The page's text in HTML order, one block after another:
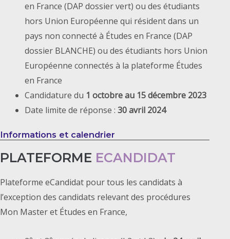
en France (DAP dossier vert) ou des étudiants
hors Union Européenne qui résident dans un
pays non connecté à Études en France (DAP
dossier BLANCHE) ou des étudiants hors Union
Européenne connectés à la plateforme Études
en France
Candidature du 1 octobre au 15 décembre 2023
Date limite de réponse : 30 avril 2024
Informations et calendrier
PLATEFORME ECANDIDAT
Plateforme eCandidat pour tous les candidats à
l’exception des candidats relevant des procédures
Mon Master et Études en France,